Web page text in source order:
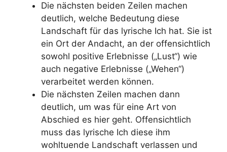
Die nächsten beiden Zeilen machen
deutlich, welche Bedeutung diese
Landschaft für das lyrische Ich hat. Sie ist
ein Ort der Andacht, an der offensichtlich
sowohl positive Erlebnisse („Lust“) wie
auch negative Erlebnisse („Wehen“)
verarbeitet werden können.
Die nächsten Zeilen machen dann
deutlich, um was für eine Art von
Abschied es hier geht. Offensichtlich
muss das lyrische Ich diese ihm
wohltuende Landschaft verlassen und